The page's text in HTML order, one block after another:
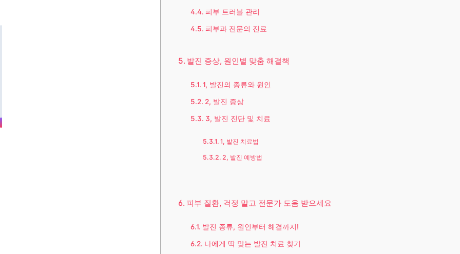
피부 트러블 관리
피부과 전문의 진료
발진 증상, 원인별 맞춤 해결책
1, 발진의 종류와 원인
2, 발진 증상
3, 발진 진단 및 치료
1, 발진 치료법
2, 발진 예방법
피부 질환, 걱정 말고 전문가 도움 받으세요
발진 종류, 원인부터 해결까지!
나에게 딱 맞는 발진 치료 찾기